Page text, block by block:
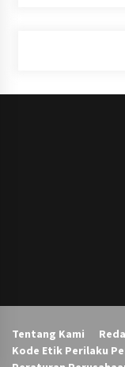
Tentang Kami
Kode Etik Perilaku